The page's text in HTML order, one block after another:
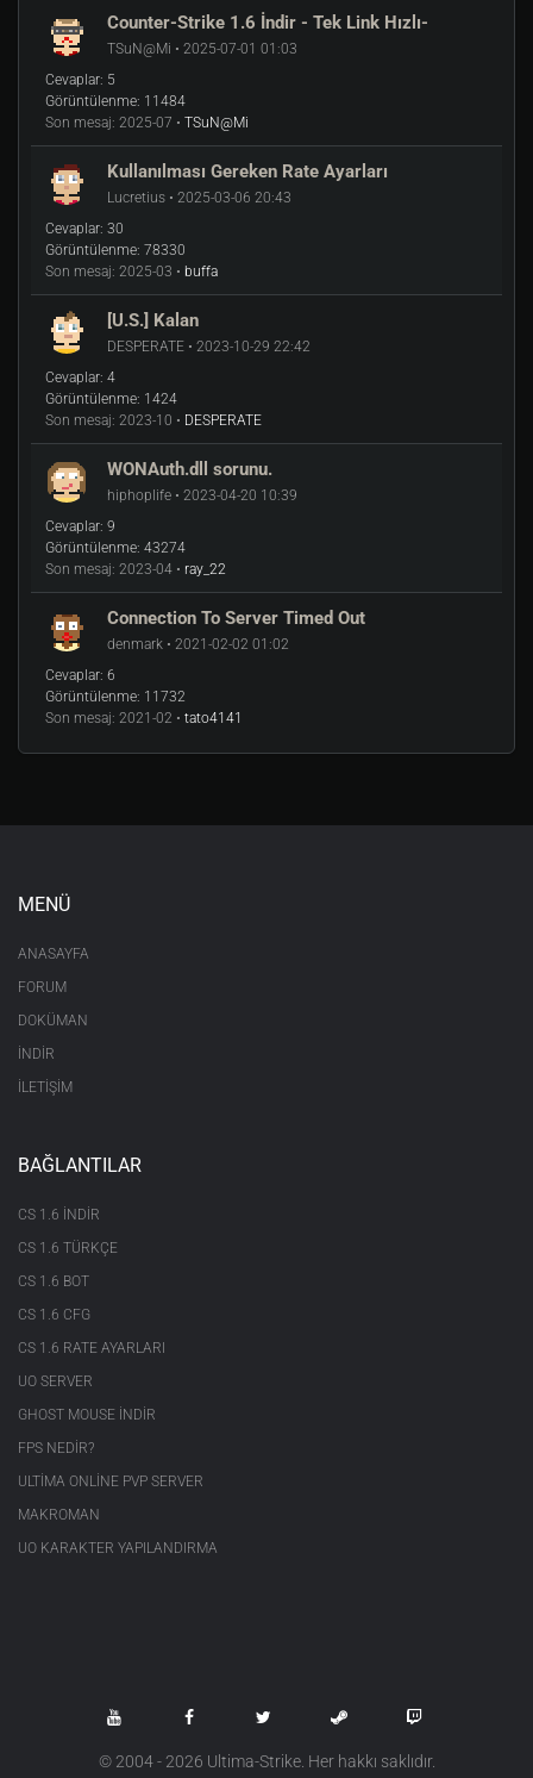
Counter-Strike 1.6 İndir - Tek Link Hızlı-
TSuN@Mi • 2025-07-01 01:03
Cevaplar: 5
Görüntülenme: 11484
Son mesaj: 2025-07 • TSuN@Mi
Kullanılması Gereken Rate Ayarları
Lucretius • 2025-03-06 20:43
Cevaplar: 30
Görüntülenme: 78330
Son mesaj: 2025-03 • buffa
[U.S.] Kalan
DESPERATE • 2023-10-29 22:42
Cevaplar: 4
Görüntülenme: 1424
Son mesaj: 2023-10 • DESPERATE
WONAuth.dll sorunu.
hiphoplife • 2023-04-20 10:39
Cevaplar: 9
Görüntülenme: 43274
Son mesaj: 2023-04 • ray_22
Connection To Server Timed Out
denmark • 2021-02-02 01:02
Cevaplar: 6
Görüntülenme: 11732
Son mesaj: 2021-02 • tato4141
MENÜ
ANASAYFA
FORUM
DOKÜMAN
İNDİR
İLETİŞİM
BAĞLANTILAR
CS 1.6 INDIR
CS 1.6 TÜRKÇE
CS 1.6 BOT
CS 1.6 CFG
CS 1.6 RATE AYARLARI
UO SERVER
GHOST MOUSE INDIR
FPS NEDIR?
ULTIMA ONLINE PVP SERVER
MAKROMAN
UO KARAKTER YAPILANDIRMA
© 2004 - 2026 Ultima-Strike. Her hakkı saklıdır.